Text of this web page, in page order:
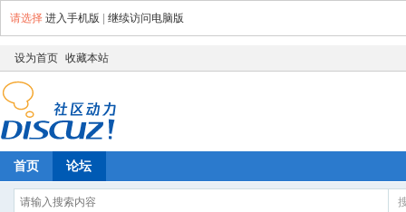
请选择 进入手机版 继续访问电脑版
设为首页 收藏本站
首页 论坛